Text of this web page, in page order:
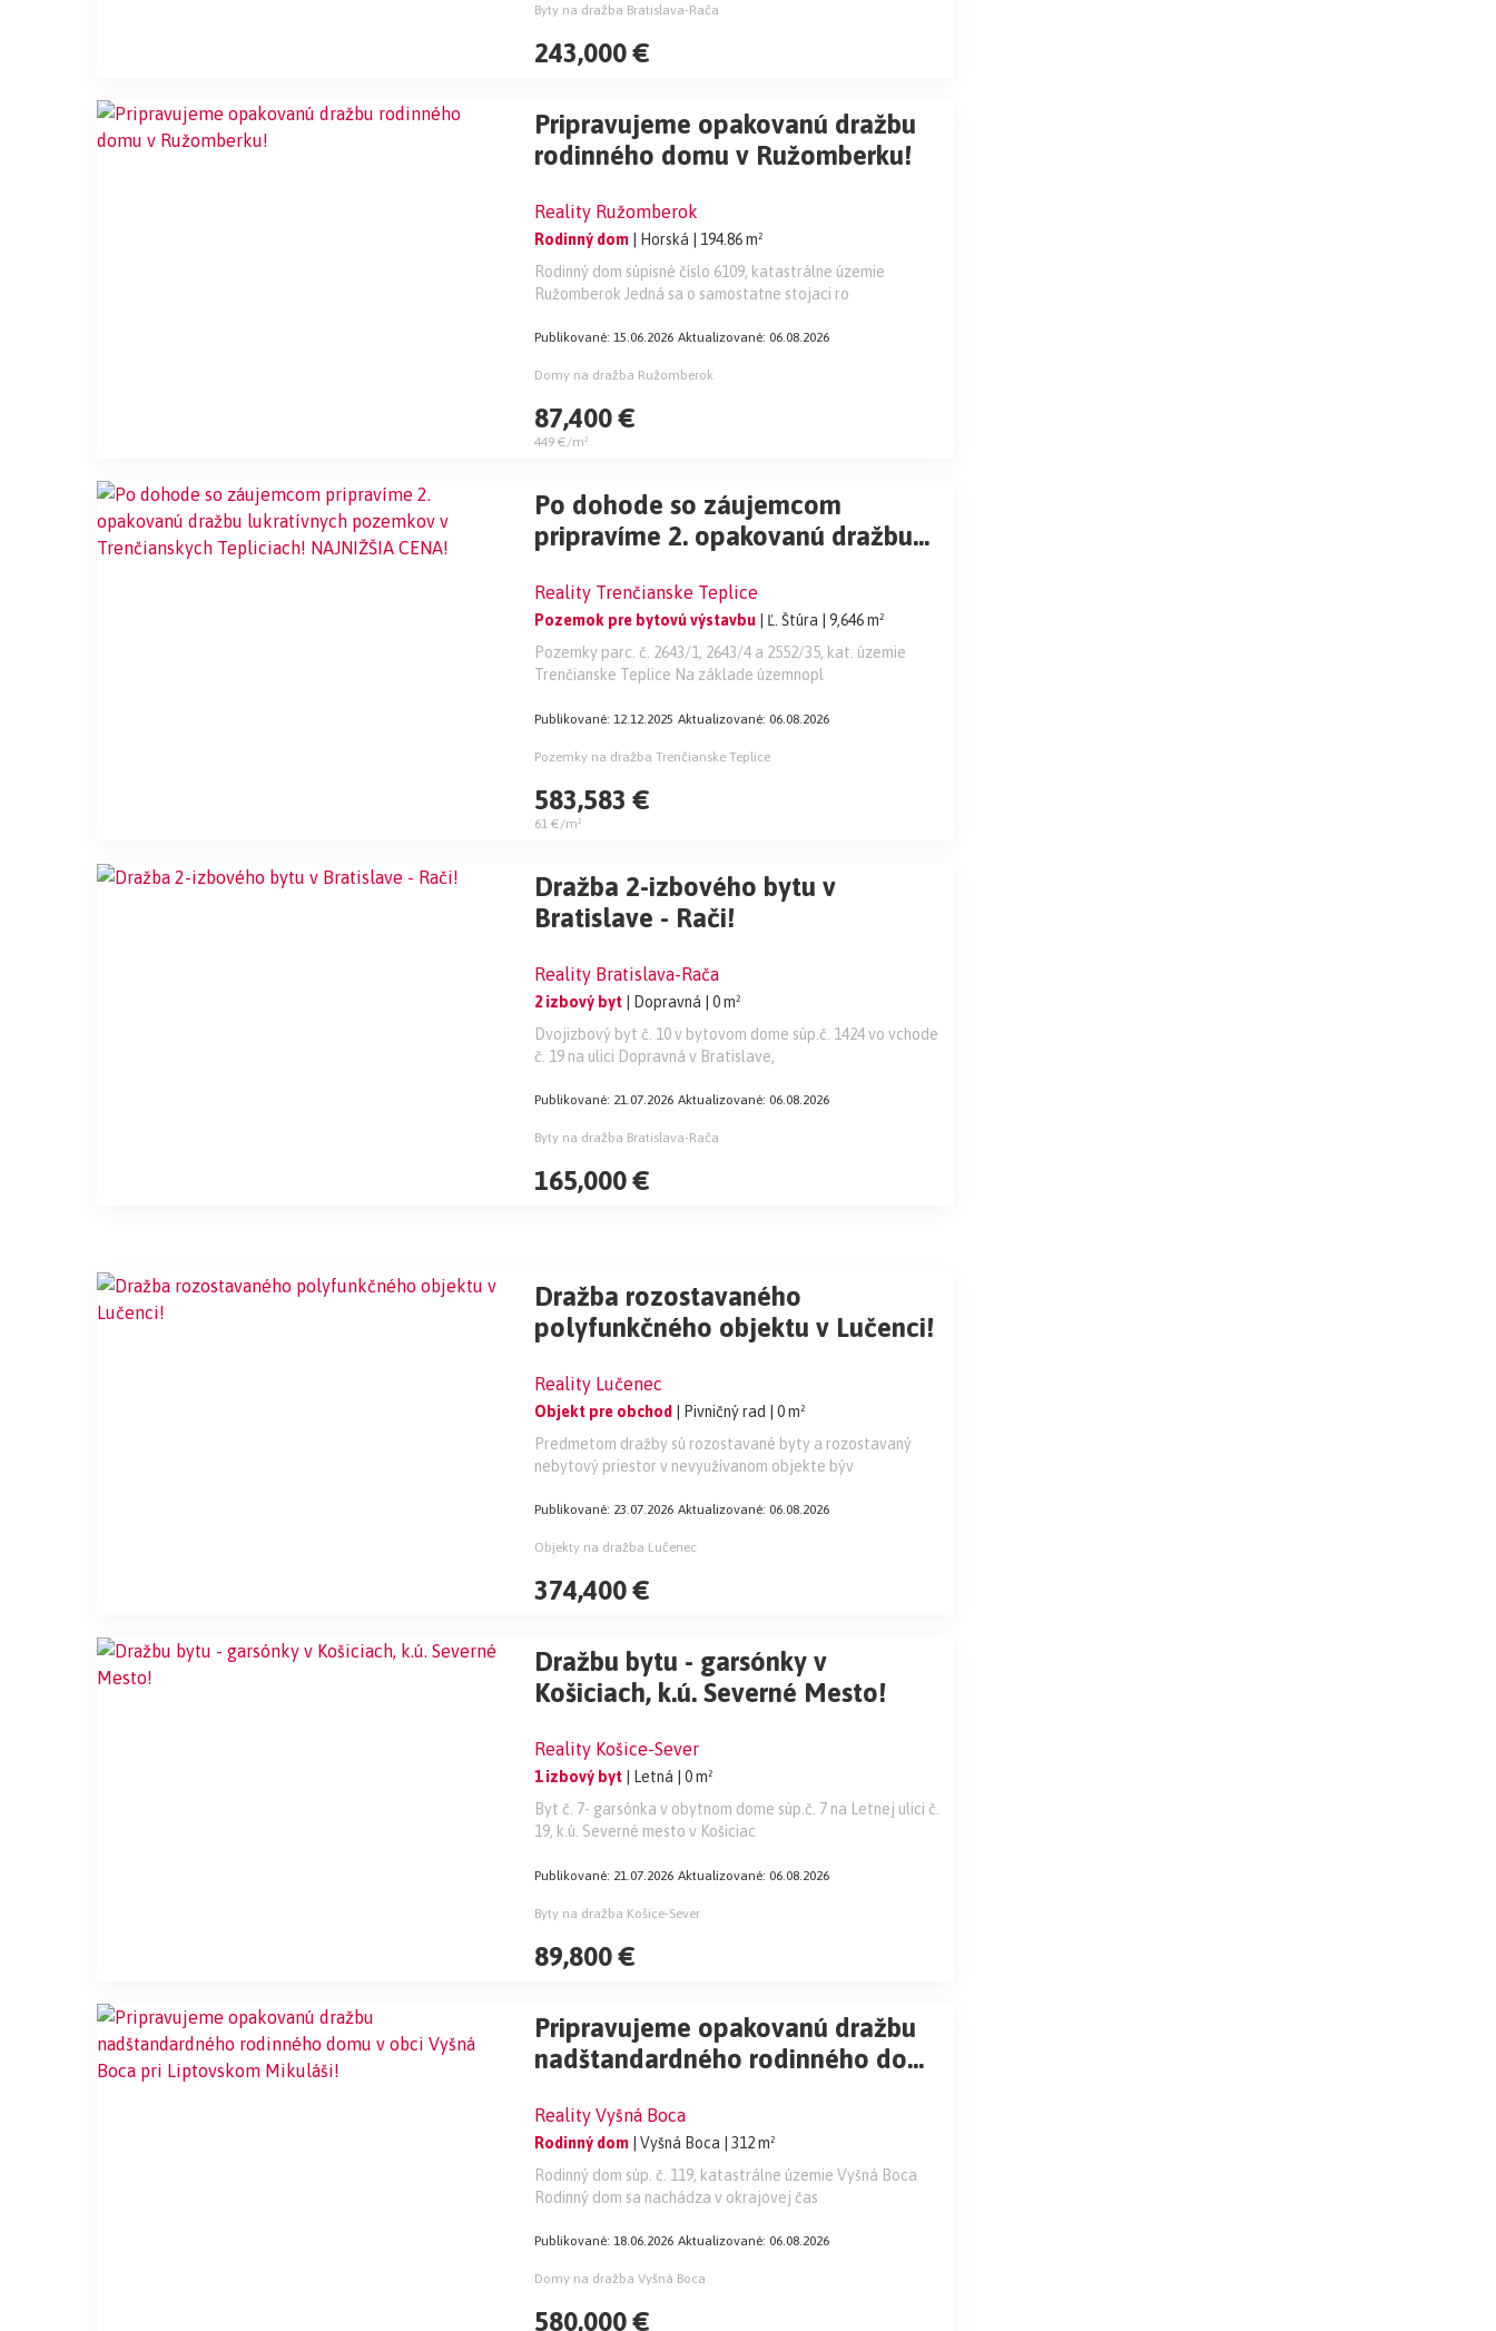
Byty na dražba Bratislava-Rača
243,000 €
Pripravujeme opakovanú dražbu
rodinného domu v Ružomberku!
Reality Ružomberok
Rodinný dom | Horská
| 194.86 m²
Rodinný dom súpisné číslo 6109, katastrálne územie
Ružomberok Jedná sa o samostatne stojaci ro
Publikované: 15.06.2026 Aktualizované: 06.08.2026
Domy na dražba Ružomberok
87,400 €
449 €/m²
Po dohode so záujemcom
pripravíme 2. opakovanú dražbu
Trenčianskych Tepliciach!
NAJNIŽŠIA CENA!
Reality Trenčianske Teplice
Pozemok pre bytovú výstavbu | Ľ. Štúra
| 9,646 m²
Pozemky parc. č. 2643/1, 2643/4 a 2552/35, kat. územie
Trenčianske Teplice Na základe územnopl
Publikované: 12.12.2025 Aktualizované: 06.08.2026
Pozemky na dražba Trenčianske Teplice
583,583 €
61 €/m²
Dražba 2-izbového bytu v
Bratislave - Rači!
Reality Bratislava-Rača
2 izbový byt | Dopravná | 0 m²
Dvojizbový byt č. 10 v bytovom dome súp.č. 1424 vo vchode
č. 19 na ulici Dopravná v Bratislave,
Publikované: 21.07.2026 Aktualizované: 06.08.2026
Byty na dražba Bratislava-Rača
165,000 €
Dražba rozostavaného
polyfunkčného objektu v Lučenci!
Reality Lučenec
Objekt pre obchod | Pivničný rad
| 0 m²
Predmetom dražby sú rozostavané byty a rozostavaný
nebytový priestor v nevyužívanom objekte býv
Publikované: 23.07.2026 Aktualizované: 06.08.2026
Objekty na dražba Lučenec
374,400 €
Dražbu bytu - garsónky v
Košiciach, k.ú. Severné Mesto!
Reality Košice-Sever
1 izbový byt | Letná
| 0 m²
Byt č. 7- garsónka v obytnom dome súp.č. 7 na Letnej ulici č.
19, k.ú. Severné mesto v Košiciac
Publikované: 21.07.2026 Aktualizované: 06.08.2026
Byty na dražba Košice-Sever
89,800 €
Pripravujeme opakovanú dražbu
nadštandardného rodinného domu
Mikuláši!
Reality Vyšná Boca
Rodinný dom | Vyšná Boca | 312 m²
Rodinný dom súp. č. 119, katastrálne územie Vyšná Boca
Rodinný dom sa nachádza v okrajovej čas
Publikované: 18.06.2026 Aktualizované: 06.08.2026
Domy na dražba Vyšná Boca
580,000 €